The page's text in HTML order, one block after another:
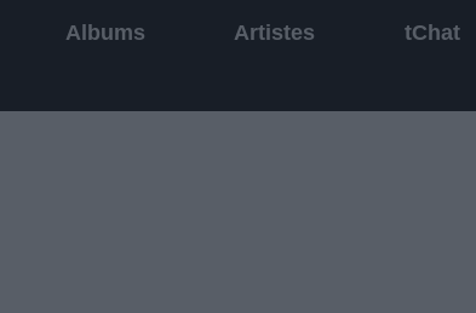
Albums Artistes tChat